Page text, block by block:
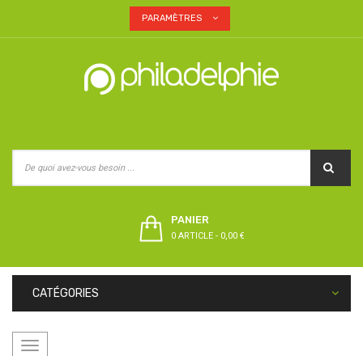
PARAMÈTRES
PANIER
0 ARTICLE - 0,00 €
CATÉGORIES
Basculer